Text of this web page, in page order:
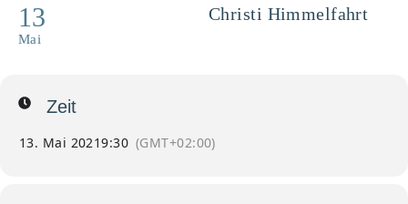
13
Mai
Christi Himmelfahrt
Zeit
13. Mai 20219:30 (GMT+02:00)